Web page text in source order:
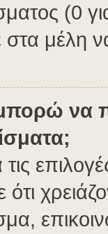
(0
στα μέλη
μπορώ να
τις
ότι